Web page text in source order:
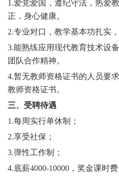
1.爱党爱国，遵纪守法，热爱
正，身心健康。
2.专业对口，教学基本功扎实
3.能熟练应用现代教育技术设
团队合作精神。
4.暂无教师资格证书的人员要
教师资格证书。
三、受聘待遇
1.每周实行单休制；
2.享受社保；
3.弹性工作制；
4.底薪4000-10000，奖金课时费